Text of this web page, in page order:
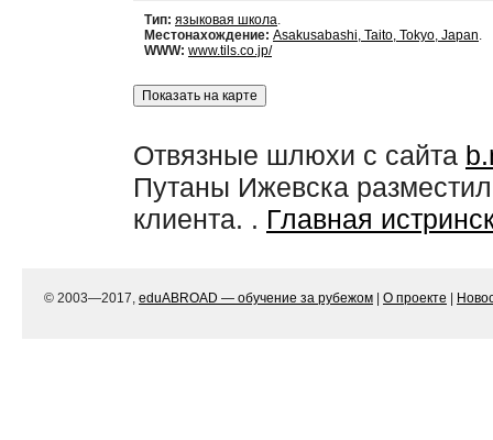
Тип: языковая школа.
Местонахождение: Asakusabashi, Taito, Tokyo, Japan.
WWW: www.tils.co.jp/
Отвязные шлюхи с сайта
Путаны Ижевска
клиента. . Главная
© 2003—2017, eduABROAD — обучение за рубежом О проекте